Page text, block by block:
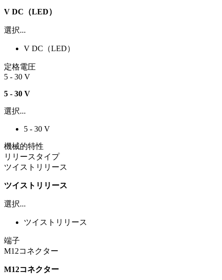
V DC（LED）
選択...
V DC（LED）
定格電圧
5 - 30 V
5 - 30 V
選択...
5 - 30 V
機械的特性
リリースタイプ
ツイストリリース
ツイストリリース
選択...
ツイストリリース
端子
M12コネクター
M12コネクター